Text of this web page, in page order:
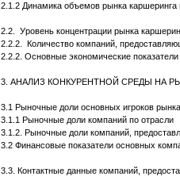
2.1.2 Динамика объемов рынка каршеринга
2.2.
Уровень концентрации рынка
2.2.2. Количество компаний,
2.2.2. Основные экономические
3. АНАЛИЗ КОНКУРЕНТНОЙ СРЕДЫ НА
3.1 Рыночные доли основных игроков
3.1.1 Рыночные доли компаний по отрасли
3.1.2. Рыночные доли компаний,
3.2 Финансовые показатели основных
3.3. Контактные данные компаний,